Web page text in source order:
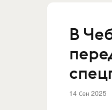
В
14 Сен 2025